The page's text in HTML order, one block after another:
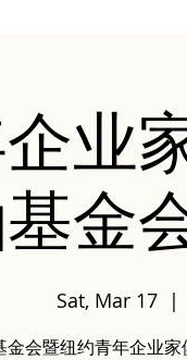
业
金
Sat, Mar 17
  |
金会暨纽约青年企业